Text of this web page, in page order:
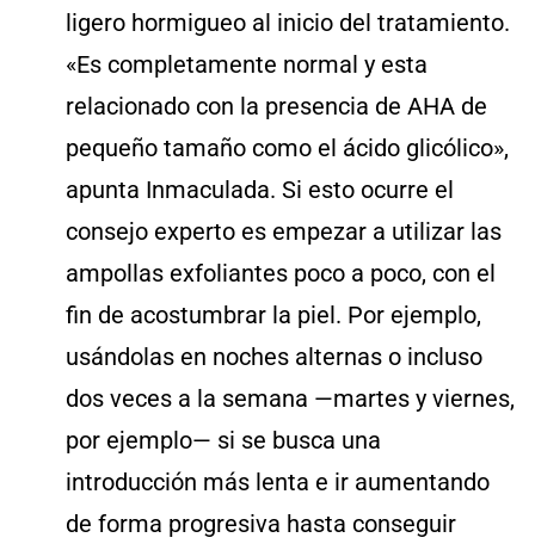
ligero hormigueo al inicio del tratamiento.
«Es completamente normal y esta
relacionado con la presencia de AHA de
pequeño tamaño como el ácido glicólico»,
apunta Inmaculada. Si esto ocurre el
consejo experto es empezar a utilizar las
ampollas exfoliantes poco a poco, con el
fin de acostumbrar la piel. Por ejemplo,
usándolas en noches alternas o incluso
dos veces a la semana —martes y viernes,
por ejemplo— si se busca una
introducción más lenta e ir aumentando
de forma progresiva hasta conseguir